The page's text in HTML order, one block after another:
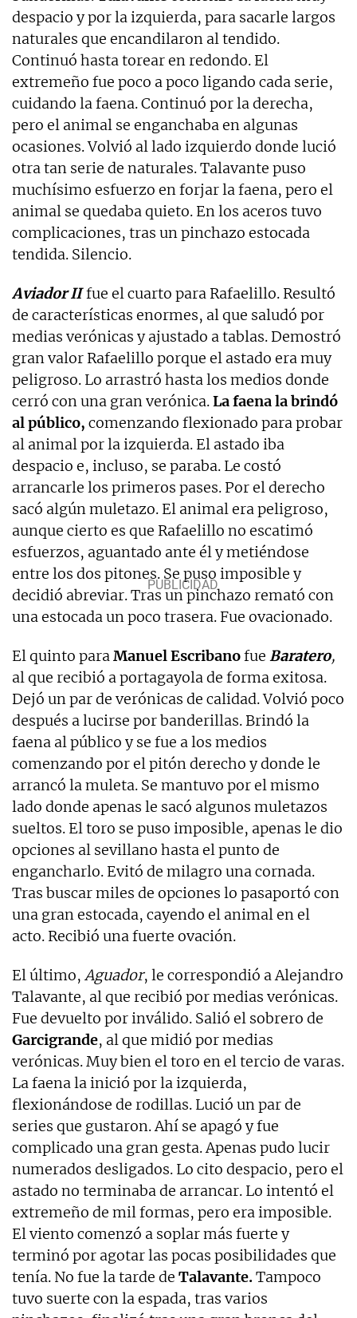
despacio y por la izquierda, para sacarle largos
naturales que encandilaron al tendido.
Continuó hasta torear en redondo. El
extremeño fue poco a poco ligando cada serie,
cuidando la faena. Continuó por la derecha,
pero el animal se enganchaba en algunas
ocasiones. Volvió al lado izquierdo donde lució
otra tan serie de naturales. Talavante puso
muchísimo esfuerzo en forjar la faena, pero el
animal se quedaba quieto. En los aceros tuvo
complicaciones, tras un pinchazo estocada
tendida. Silencio.
Aviador II fue el cuarto para Rafaelillo. Resultó
de características enormes, al que saludó por
medias verónicas y ajustado a tablas. Demostró
gran valor Rafaelillo porque el astado era muy
peligroso. Lo arrastró hasta los medios donde
cerró con una gran verónica.La faena la brindó
al público, comenzando flexionado para probar
al animal por la izquierda. El astado iba
despacio e, incluso, se paraba. Le costó
arrancarle los primeros pases. Por el derecho
sacó algún muletazo. El animal era peligroso,
aunque cierto es que Rafaelillo no escatimó
esfuerzos, aguantado ante él y metiéndose
entre los dos pitones. Se puso imposible y
decidió abreviar. Tras un pinchazo remató con
una estocada un poco trasera. Fue ovacionado.
El quinto paraManuel Escribanofue Baratero,
al que recibió a portagayola de forma exitosa.
Dejó un par de verónicas de calidad. Volvió poco
después a lucirse por banderillas. Brindó la
faena al público y se fue a los medios
comenzando por el pitón derecho y donde le
arrancó la muleta. Se mantuvo por el mismo
lado donde apenas le sacó algunos muletazos
sueltos. El toro se puso imposible, apenas le dio
opciones al sevillano hasta el punto de
engancharlo. Evitó de milagro una cornada.
Tras buscar miles de opciones lo pasaportó con
una gran estocada, cayendo el animal en el
acto. Recibió una fuerte ovación.
El último, Aguador, le correspondió a Alejandro
Talavante, al que recibió por medias verónicas.
Fue devuelto por inválido. Salió el sobrero de
Garcigrande, al que midió por medias
verónicas. Muy bien el toro en el tercio de varas.
La faena la inició por la izquierda,
flexionándose de rodillas. Lució un par de
series que gustaron. Ahí se apagó y fue
complicado una gran gesta. Apenas pudo lucir
numerados desligados. Lo cito despacio, pero el
astado no terminaba de arrancar. Lo intentó el
extremeño de mil formas, pero era imposible.
El viento comenzó a soplar más fuerte y
terminó por agotar las pocas posibilidades que
tenía. No fue la tarde de Talavante.Tampoco
tuvo suerte con la espada, tras varios